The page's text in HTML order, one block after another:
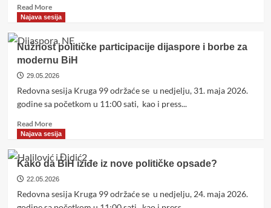
i
metropole
Read MoreRead
more
SAD
i
Evropa
se
lome
BiH
a
je
glas
građana?
Najava sesija
Nužnost političke participacije dijaspore i borbe za
modernu BiH
29.05.2026
Redovna sesija Kruga 99 održaće se u nedjelju, 31. maja 2026.
godine sa početkom u 11:00 sati, kao i press...
Read MoreRead
more
Nužnost
političke
participacije
dijaspore
Najava sesija
Kako da BiH iziđe iz nove političke opsade?
22.05.2026
Redovna sesija Kruga 99 održaće se u nedjelju, 24. maja 2026.